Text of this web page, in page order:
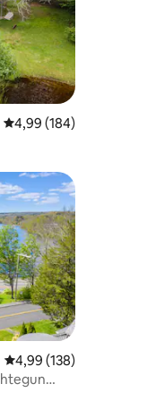
Vlerësimi mesatar
4,99 (184)
Vlerësimi mesatar
4,99 (138)